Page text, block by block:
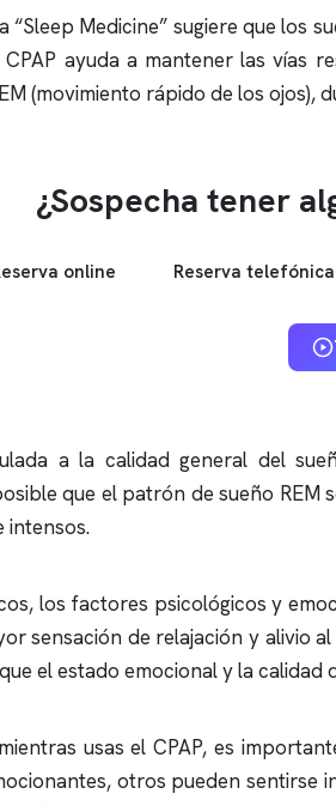
Medicine” sugiere que los
ayuda a mantener las
(movimiento rápido de los ojos),
¿Sospecha tener
online Reserva telefónica
a la calidad general del
que el patrón de sueño
intensos.
los factores psicológicos y
sensación de relajación y alivio
el estado emocional y la
usas el CPAP, es
otros pueden